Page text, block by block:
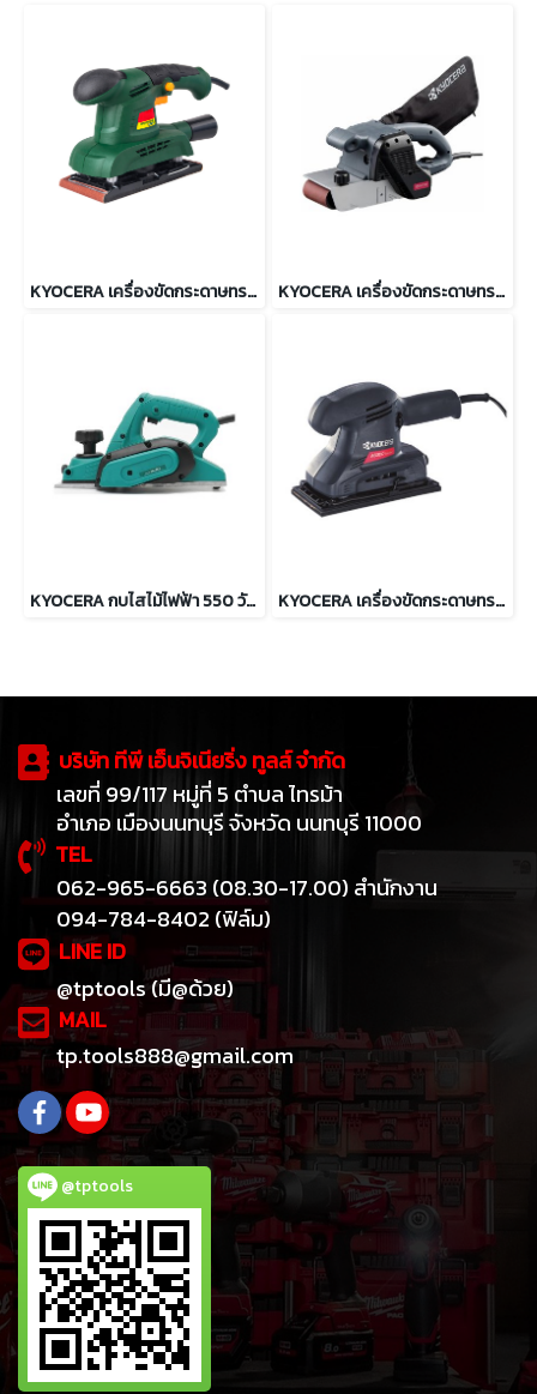
KYOCERA เครื่องขัดกระดาษทรายแบบสั่น 150 วัตต์ รุ่น HS-150 KYOCERA เครื่องขัดกระดาษทรายสายพาน 1150 วัตต์ รุ่น BE-4240
KYOCERA กบไสไม้ไฟฟ้า 550 วัตต์ กว้าง 82มม. รุ่น HL-83N KYOCERA เครื่องขัดกระดาษทรายแบบสั่น 190 วัตต์ รุ่น AS-350
บริษัท ทีพี เอ็นจิเนียริ่ง ทูลส์ จำกัด
เลขที่ 99/117 หมู่ที่ 5 ตำบล ไทรม้า
อำเภอ เมืองนนทบุรี จังหวัด นนทบุรี 11000
TEL
062-965-6663 (08.30-17.00) สำนักงาน
094-784-8402 (ฟิล์ม)
LINE ID
@tptools (มี@ด้วย)
MAIL
tp.tools888@gmail.com
@tptools